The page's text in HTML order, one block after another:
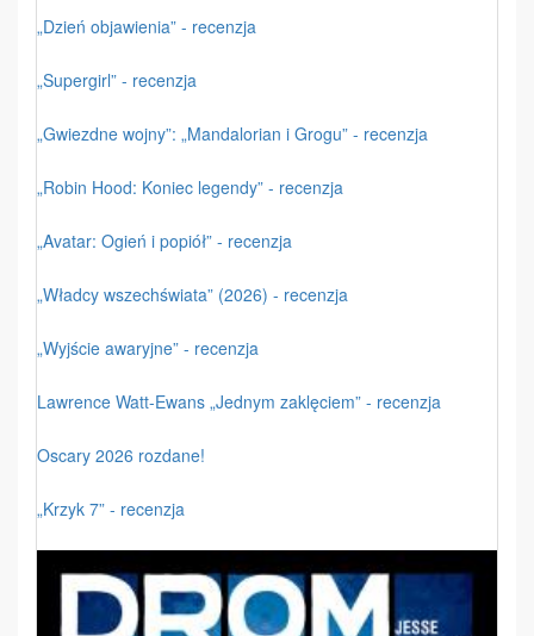
„Dzień objawienia” - recenzja
„Supergirl” - recenzja
„Gwiezdne wojny”: „Mandalorian i Grogu” - recenzja
„Robin Hood: Koniec legendy” - recenzja
„Avatar: Ogień i popiół” - recenzja
„Władcy wszechświata” (2026) - recenzja
„Wyjście awaryjne” - recenzja
Lawrence Watt-Ewans „Jednym zaklęciem” - recenzja
Oscary 2026 rozdane!
„Krzyk 7” - recenzja